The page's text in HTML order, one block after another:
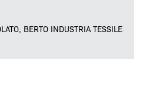
BERTO INDUSTRIA TESSILE